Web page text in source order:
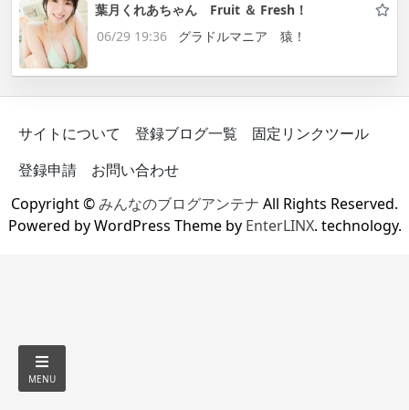
葉月くれあちゃん Fruit ＆ Fresh！
06/29 19:36
グラドルマニア 猿！
サイトについて 登録ブログ一覧
固定リンクツール
登録申請
お問い合わせ
Copyright ©みんなのブログアンテナ All Rights Reserved.
Powered by WordPress Theme by EnterLINX. technology.
MENU